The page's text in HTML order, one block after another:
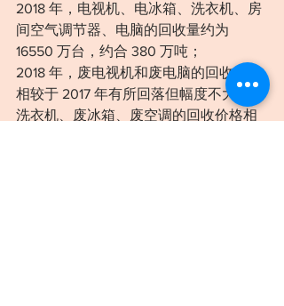
2018 年，电视机、电冰箱、洗衣机、房
间空气调节器、电脑的回收量约为
16550 万台，约合 380 万吨；
2018 年，废电视机和废电脑的回收价格
相较于 2017 年有所回落但幅度不大，废
洗衣机、废冰箱、废空调的回收价格相